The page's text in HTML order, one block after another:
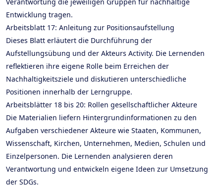
Entwicklung tragen.
Arbeitsblatt 17: Anleitung zur Positionsaufstellung
Dieses Blatt erläutert die Durchführung der
Aufstellungsübung und der Akteurs Activity. Die Lernenden
reflektieren ihre eigene Rolle beim Erreichen der
Nachhaltigkeitsziele und diskutieren unterschiedliche
Positionen innerhalb der Lerngruppe.
Arbeitsblätter 18 bis 20: Rollen gesellschaftlicher Akteure
Die Materialien liefern Hintergrundinformationen zu den
Aufgaben verschiedener Akteure wie Staaten, Kommunen,
Wissenschaft, Kirchen, Unternehmen, Medien, Schulen und
Einzelpersonen. Die Lernenden analysieren deren
Verantwortung und entwickeln eigene Ideen zur Umsetzung
der SDGs.